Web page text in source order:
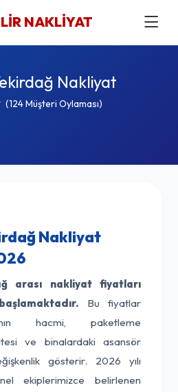
NAKLİYAT
Nakliyat
(124 Müşteri Oylaması)
Nakliyat
arası nakliyat fiyatları
Bu fiyatlar
hacmi, paketleme
ve binalardaki asansör
gösterir. 2026 yılı
ekiplerimizce belirlenen